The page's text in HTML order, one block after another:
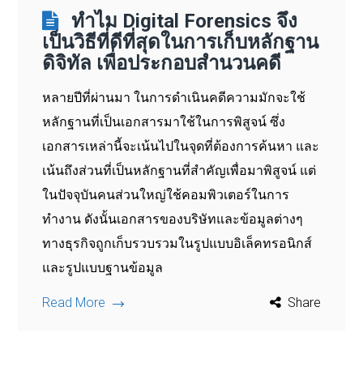
ทำไม Digital Forensics จึง
เป็นวิธีที่ดีที่สุดในการเก็บหลักฐาน
ดิจิทัล เพื่อประกอบสำนวนคดี
หลายปีที่ผ่านมา ในการดำเนินคดีความมักจะใช้
หลักฐานที่เป็นเอกสารมาใช้ในการพิสูจน์ ซึ่ง
เอกสารเหล่านี้จะเน้นไปในจุดที่ต้องการค้นหา และ
เน้นถึงส่วนที่เป็นหลักฐานที่สำคัญเพื่อมาพิสูจน์ แต่
ในปัจจุบันคนส่วนใหญ่ใช้คอมพิวเตอร์ในการ
ทำงาน ดังนั้นเอกสารของบริษัทและข้อมูลต่างๆ
ทางธุรกิจถูกเก็บรวบรวมในรูปแบบอิเล็คทรอนิกส์
และรูปแบบฐานข้อมูล
Read More Share